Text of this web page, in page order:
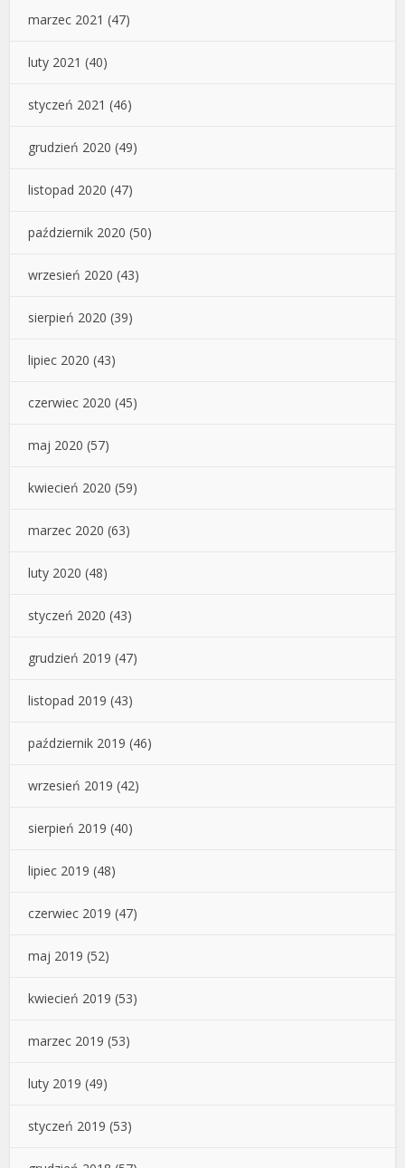
marzec 2021 (47)
luty 2021 (40)
styczeń 2021 (46)
grudzień 2020 (49)
listopad 2020 (47)
październik 2020 (50)
wrzesień 2020 (43)
sierpień 2020 (39)
lipiec 2020 (43)
czerwiec 2020 (45)
maj 2020 (57)
kwiecień 2020 (59)
marzec 2020 (63)
luty 2020 (48)
styczeń 2020 (43)
grudzień 2019 (47)
listopad 2019 (43)
październik 2019 (46)
wrzesień 2019 (42)
sierpień 2019 (40)
lipiec 2019 (48)
czerwiec 2019 (47)
maj 2019 (52)
kwiecień 2019 (53)
marzec 2019 (53)
luty 2019 (49)
styczeń 2019 (53)